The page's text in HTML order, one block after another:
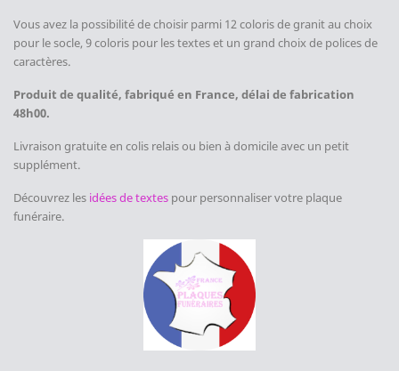
Vous avez la possibilité de choisir parmi 12 coloris de granit au choix
pour le socle, 9 coloris pour les textes et un grand choix de polices de
caractères.
Produit de qualité, fabriqué en France, délai de fabrication
48h00.
Livraison gratuite en colis relais ou bien à domicile avec un petit
supplément.
Découvrez les idées de textes pour personnaliser votre plaque
funéraire.